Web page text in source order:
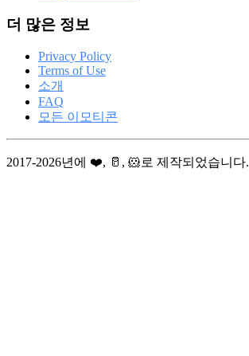
더 많은 정보
Privacy Policy
Terms of Use
소개
FAQ
모든 이모티콘
2017-2026년에 ❤️, 🥛, 🐹로 제작되었습니다.